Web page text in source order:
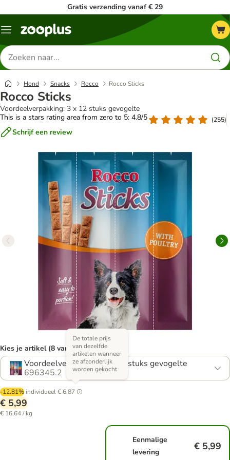
Gratis verzending vanaf € 29
Menu
Zoeken
naar
producten
Hond Snacks Rocco Rocco Sticks
Rocco Sticks
Voordeelverpakking: 3 x 12 stuks gevogelte
This is a stars rating area from zero to 5: 4.8/5
(255)
Schrijf een review
Kies je artikel (8 varianten)
Voordeelverpakking: 3 x 12 stuks gevogelte
696345.2
-12.81% individueel€ 6,87
De totale prijs
van dezelfde
artikelen wanneer
ze afzonderlijk
worden gekocht
€ 5,99
€ 16,64 / kg
Eenmalige
levering
€ 5,99